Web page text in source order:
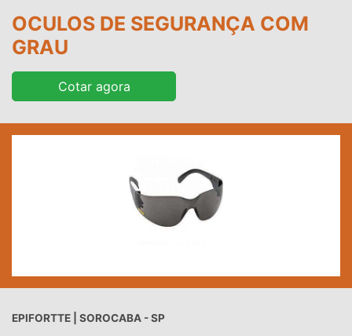
OCULOS DE SEGURANÇA COM
GRAU
Cotar agora
EPIFORTTE | SOROCABA - SP